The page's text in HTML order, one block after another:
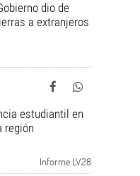
dio de
a extranjeros
estudiantil en
región
Informe LV28